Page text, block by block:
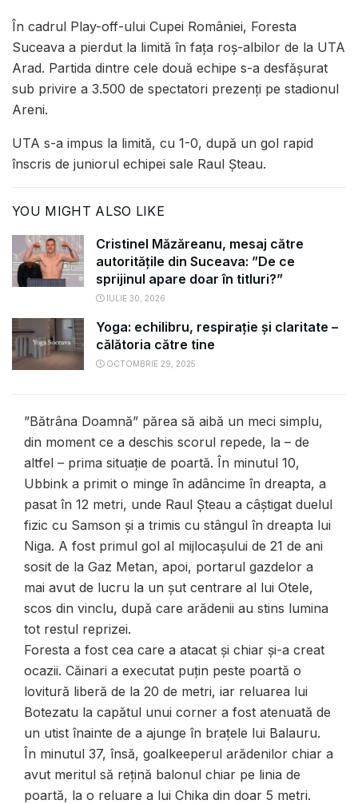
În cadrul Play-off-ului Cupei României, Foresta
Suceava a pierdut la limită în fața roș-albilor de la UTA
Arad. Partida dintre cele două echipe s-a desfășurat
sub privire a 3.500 de spectatori prezenți pe stadionul
Areni.
UTA s-a impus la limită, cu 1-0, după un gol rapid
înscris de juniorul echipei sale Raul Șteau.
YOU MIGHT ALSO LIKE
Cristinel Măzăreanu, mesaj către
autoritățile din Suceava: ”De ce
sprijinul apare doar în titluri?”
IULIE 30, 2026
Yoga: echilibru, respirație și claritate –
călătoria către tine
OCTOMBRIE 29, 2025
”Bătrâna Doamnă” părea să aibă un meci simplu,
din moment ce a deschis scorul repede, la – de
altfel – prima situație de poartă. În minutul 10,
Ubbink a primit o minge în adâncime în dreapta, a
pasat în 12 metri, unde Raul Șteau a câștigat duelul
fizic cu Samson și a trimis cu stângul în dreapta lui
Niga. A fost primul gol al mijlocașului de 21 de ani
sosit de la Gaz Metan, apoi, portarul gazdelor a
mai avut de lucru la un șut centrare al lui Otele,
scos din vinclu, după care arădenii au stins lumina
tot restul reprizei.
Foresta a fost cea care a atacat și chiar și-a creat
ocazii. Căinari a executat puțin peste poartă o
lovitură liberă de la 20 de metri, iar reluarea lui
Botezatu la capătul unui corner a fost atenuată de
un utist înainte de a ajunge în brațele lui Balauru.
În minutul 37, însă, goalkeeperul arădenilor chiar a
avut meritul să rețină balonul chiar pe linia de
poartă, la o reluare a lui Chika din doar 5 metri.